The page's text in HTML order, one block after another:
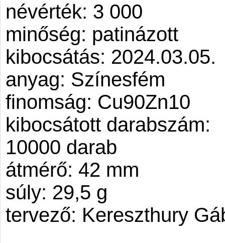
névérték: 3 000
minőség: patinázott
kibocsátás: 2024.03.05.
anyag: Színesfém
finomság: Cu90Zn10
kibocsátott darabszám:
10000 darab
átmérő: 42 mm
súly: 29,5 g
tervező: Kereszthury